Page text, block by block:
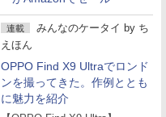
連載 みんなのケータイ by ち
えほん
OPPO Find X9 Ultraでロンド
ンを撮ってきた。作例ととも
に魅力を紹介